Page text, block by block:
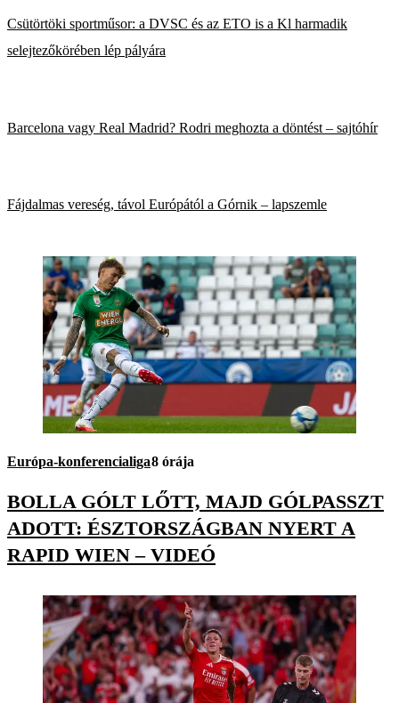
Csütörtöki sportműsor: a DVSC és az ETO is a Kl harmadik
selejtezőkörében lép pályára
Barcelona vagy Real Madrid? Rodri meghozta a döntést – sajtóhír
Fájdalmas vereség, távol Európától a Górnik – lapszemle
Európa-konferencialiga8 órája
BOLLA GÓLT LŐTT, MAJD GÓLPASSZT
ADOTT: ÉSZTORSZÁGBAN NYERT A
RAPID WIEN – VIDEÓ